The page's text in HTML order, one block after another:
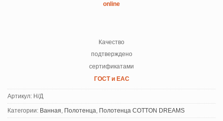
online
Качество
подтверждено
сертификатами
ГОСТ и ЕАС
Артикул: Н/Д
Категории: Ванная Полотенца Полотенца COTTON DREAMS